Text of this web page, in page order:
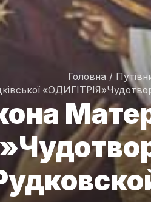
Головна /
«ОДИГІТРІЯ»